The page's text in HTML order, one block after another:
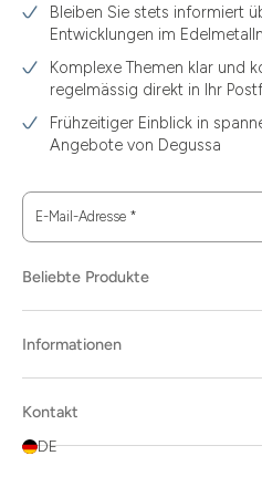
Bleiben Sie stets informiert
Entwicklungen im
Komplexe Themen klar und
regelmässig direkt in Ihr
Frühzeitiger Einblick in
Angebote von Degussa
E-Mail-Adresse *
Beliebte Produkte
Informationen
Kontakt
DE